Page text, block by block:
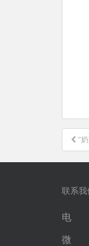
文
章
导
“
联系我
电
微 信